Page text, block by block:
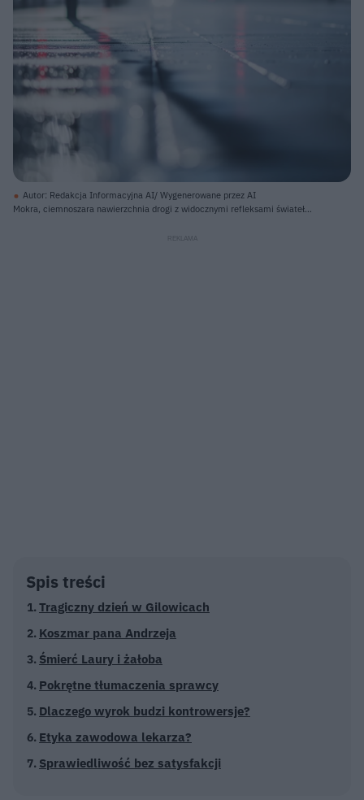
Autor: Redakcja Informacyjna AI/ Wygenerowane przez AI
Mokra, ciemnoszara nawierzchnia drogi z widocznymi refleksami świateł
rozmyte kręgi i smugi, z dominującymi czerwonymi i białymi barwami. W
Spis treści
Tragiczny dzień w Gilowicach
Koszmar pana Andrzeja
Śmierć Laury i żałoba
Pokrętne tłumaczenia sprawcy
Dlaczego wyrok budzi kontrowersje?
Etyka zawodowa lekarza?
Sprawiedliwość bez satysfakcji